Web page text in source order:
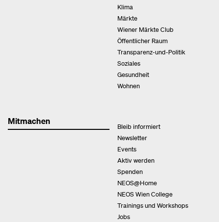
Klima
Märkte
Wiener Märkte Club
Öffentlicher Raum
Transparenz-und-Politik
Soziales
Gesundheit
Wohnen
Mitmachen
Bleib informiert
Newsletter
Events
Aktiv werden
Spenden
NEOS@Home
NEOS Wien College
Trainings und Workshops
Jobs